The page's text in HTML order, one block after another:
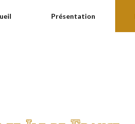
Présentation